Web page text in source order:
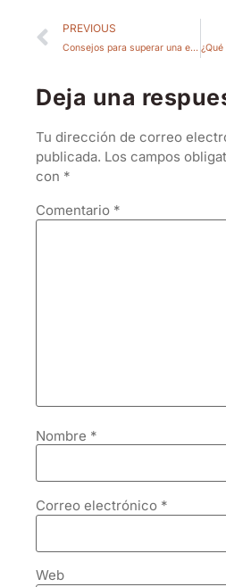
PREVIOUS
Consejos para superar una entrevista de inmigración
Deja una
Tu dirección de correo
publicada. Los campos
con *
Comentario *
Nombre *
Correo electrónico *
Web